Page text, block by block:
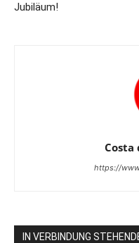
Jubiläum!
Costa
https://
IN VERBINDUNG